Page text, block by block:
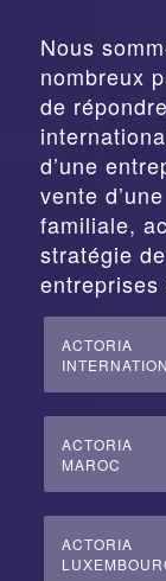
Nous
nombreux
de
d’une
vente
familiale,
stratégie
entreprises
ACTORIA
ACTORIA
MAROC
ACTORIA